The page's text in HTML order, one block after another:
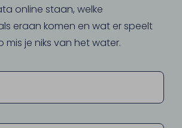
online staan, welke
eraan komen en wat er speelt
mis je niks van het water.